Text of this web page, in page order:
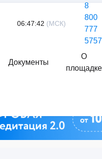
06:47:42 (МСК)
8
800
777
5757
Документы
О
площадке